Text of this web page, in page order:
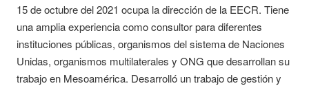
15 de octubre del 2021 ocupa la dirección de la EECR. Tiene
una amplia experiencia como consultor para diferentes
instituciones públicas, organismos del sistema de Naciones
Unidas, organismos multilaterales y ONG que desarrollan su
trabajo en Mesoamérica. Desarrolló un trabajo de gestión y